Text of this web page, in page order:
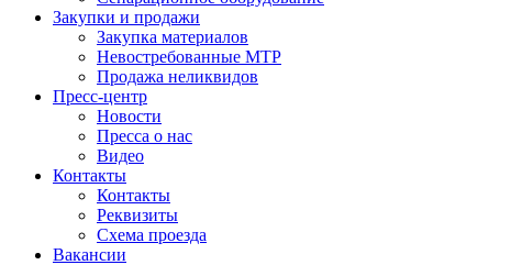
Закупки и продажи
Закупка материалов
Невостребованные МТР
Продажа неликвидов
Пресс-центр
Новости
Пресса о нас
Видео
Контакты
Контакты
Реквизиты
Схема проезда
Вакансии